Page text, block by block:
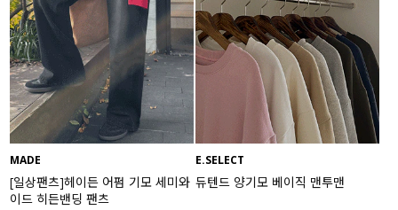
원피스
니트
액티브
아우터
스커트
MADE
[일상팬츠]헤이든 어펌 기모 세미와
이드 히든밴딩 팬츠
E.SELECT
듀텐드 양기모 베이직 맨투맨